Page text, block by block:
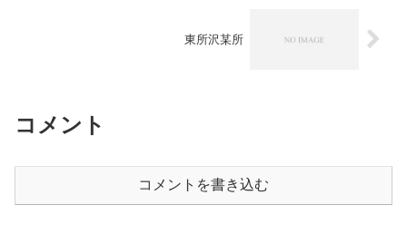
東所沢某所
コメント
コメントを書き込む